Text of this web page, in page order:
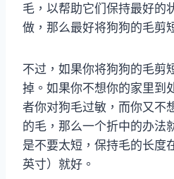
毛，以帮助它们保持最好的
做，那么最好将狗狗的毛剪
不过，如果你将狗狗的毛剪
掉。如果你不想你的家里到
者你对狗毛过敏，而你又不
的毛，那么一个折中的办法
是不要太短，保持毛的长度
英寸）就好。